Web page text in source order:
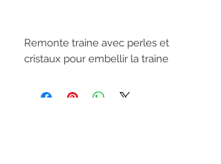
Remonte traine avec perles et
cristaux pour embellir la traine